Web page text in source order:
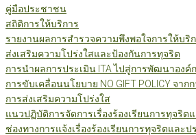
คู่มือประชาชน
สถิติการให้บริการ
รายงานผลการสำรวจความพึงพอใจการให้บริ
ส่งเสริมความโปร่งใสและป้องกันการทุจริต
การนำผลการประเมิน ITA ไปสู่การพัฒนาองค์
การขับเคลื่อนนโยบาย NO GIFT POLICY จ
การส่งเสริมความโปร่งใส
แนวปฏิบัติการจัดการเรื่องร้องเรียนการทุจริต
ช่องทางการแจ้งเรื่องร้องเรียนการทุจริตและ